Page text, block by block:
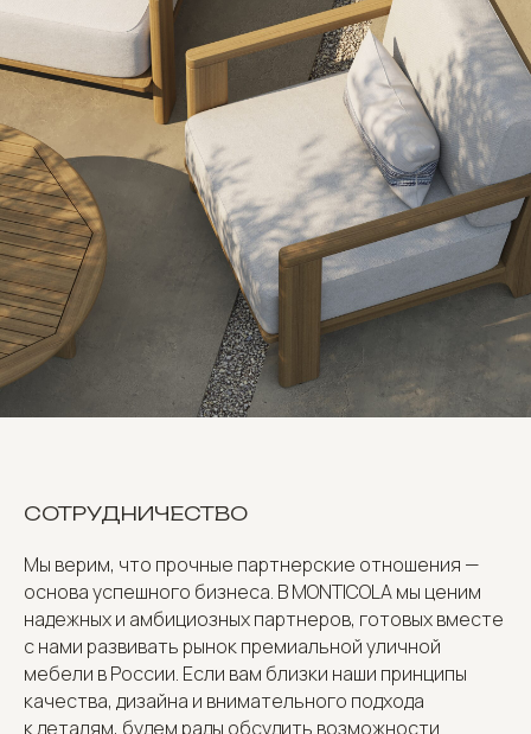
СОТРУДНИЧЕСТВО
Мы верим, что прочные партнерские отношения —
основа успешного бизнеса. В MONTICOLA мы ценим
надежных и амбициозных партнеров, готовых вместе
с нами развивать рынок премиальной уличной
мебели в России. Если вам близки наши принципы
качества, дизайна и внимательного подхода
к деталям, будем рады обсудить возможности